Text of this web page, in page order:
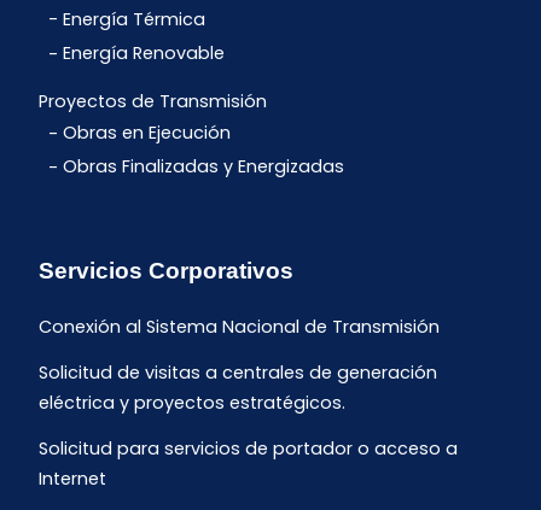
Energía Térmica
Energía Renovable
Proyectos de Transmisión
Obras en Ejecución
Obras Finalizadas y Energizadas
Servicios Corporativos
Conexión al Sistema Nacional de Transmisión
Solicitud de visitas a centrales de generación
eléctrica y proyectos estratégicos.
Solicitud para servicios de portador o acceso a
Internet